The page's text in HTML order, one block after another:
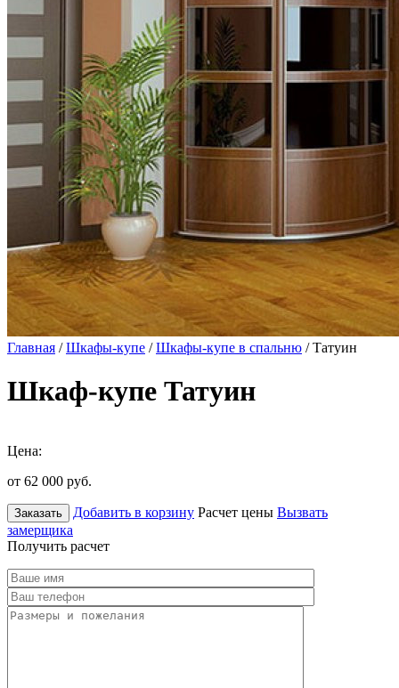
Главная /Шкафы-купе /Шкафы-купе в спальню / Татуин
Шкаф-купе Татуин
Цена:
от 62 000 руб.
Заказать Добавить в корзину Расчет цены Вызвать
замерщика
Получить расчет